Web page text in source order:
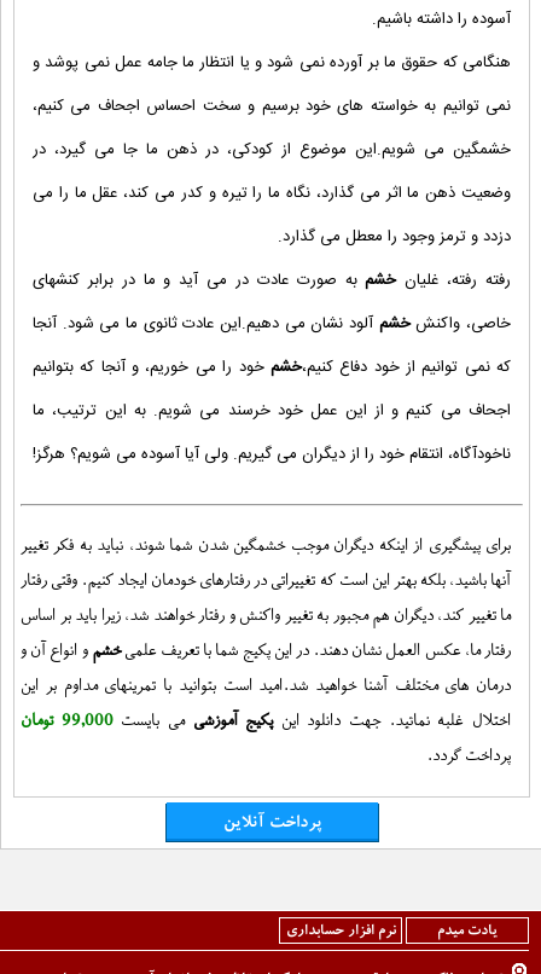
آسوده را داشته باشیم.
هنگامی که حقوق ما بر آورده نمی شود و یا انتظار ما جامه عمل نمی پوشد و
نمی توانیم به خواسته های خود برسیم و سخت احساس اجحاف می کنیم،
خشمگین می شویم.این موضوع از کودکی، در ذهن ما جا می گیرد، در
وضعیت ذهن ما اثر می گذارد، نگاه ما را تیره و کدر می کند، عقل ما را می
دزدد و ترمز وجود را معطل می گذارد.
رفته رفته، غلیانخشمبه صورت عادت در می آید و ما در برابر کنشهای
خاصی، واکنشخشم آلود نشان می دهیم.این عادت ثانوی ما می شود. آنجا
که نمی توانیم از خود دفاع کنیم،خشم خود را می خوریم، و آنجا که بتوانیم
اجحاف می کنیم و از این عمل خود خرسند می شویم. به این ترتیب، ما
ناخودآگاه، انتقام خود را از دیگران می گیریم. ولی آیا آسوده می شویم؟ هرگز!
برای پیشگیری از اینکه دیگران موجب خشمگین شدن شما شوند، نباید به فکر تغییر
آنها باشید، بلکه بهتر این است که تغییراتی در رفتارهای خودمان ایجاد کنیم. وقتی رفتار
ما تغییر کند، دیگران هم مجبور به تغییر واکنش و رفتار خواهند شد، زیرا باید بر اساس
رفتار ما، عکس العمل نشان دهند. در این پکیج شما با تعریف علمیخشمو انواع آن و
درمان های مختلف آشنا خواهید شد.امید است بتوانید با تمرینهای مداوم بر این
اختلال غلبه نمائید. جهت دانلود اینپکیج آموزشی می بایست99,000 تومان
پرداخت گردد.
پرداخت آنلاین
یادت میدم
نرم افزار حسابداری